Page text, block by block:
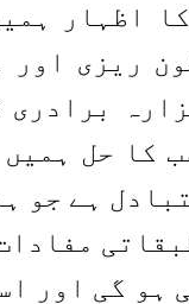
اظہار
ریزی اور
کا حل
ہے جو
ہو گی اور